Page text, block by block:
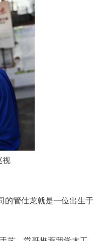
视
管仕龙就是一位出生